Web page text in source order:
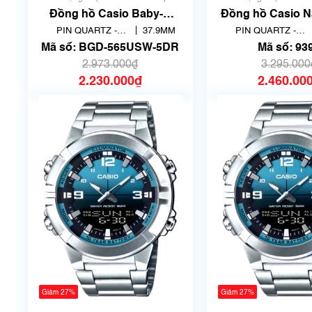
sử dụng)
Đồng hồ Casio Baby-G
BGD-565USW-5DR Chính
Hãng
PIN QUARTZ -
THẠCH ANH
37.9MM
Mã số: BGD-565USW-5DR
2.973.000₫
2.230.000₫
sử dụng)
Đồng hồ Casio
107D-3AVDF |
PIN QUARTZ -
THẠCH ANH
Mã số:
Giảm 27% Giảm 27%